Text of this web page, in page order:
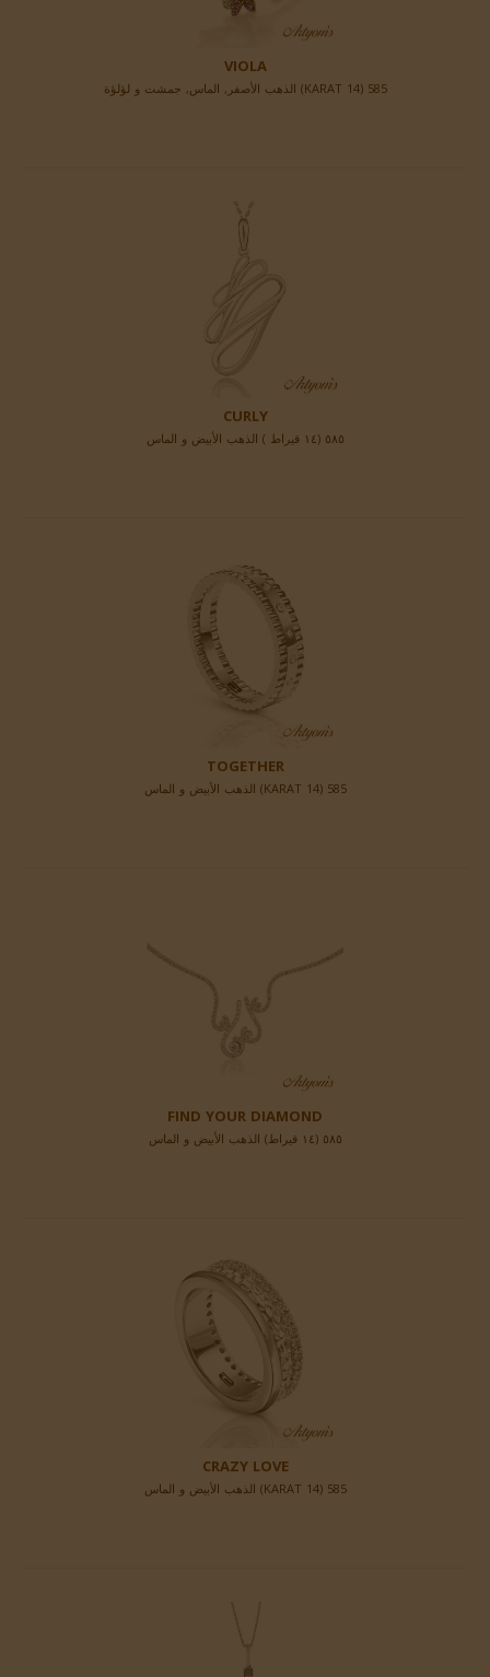
VIOLA
585 (14 KARAT) الذهب الأصفر, الماس, جمشت و لؤلؤة
CURLY
٥٨٥ (١٤ قيراط ) الذهب الأبيض و الماس
TOGETHER
585 (14 KARAT) الذهب الأبيض و الماس
FIND YOUR DIAMOND
٥٨٥ (١٤ قيراط) الذهب الأبيض و الماس
CRAZY LOVE
585 (14 KARAT) الذهب الأبيض و الماس